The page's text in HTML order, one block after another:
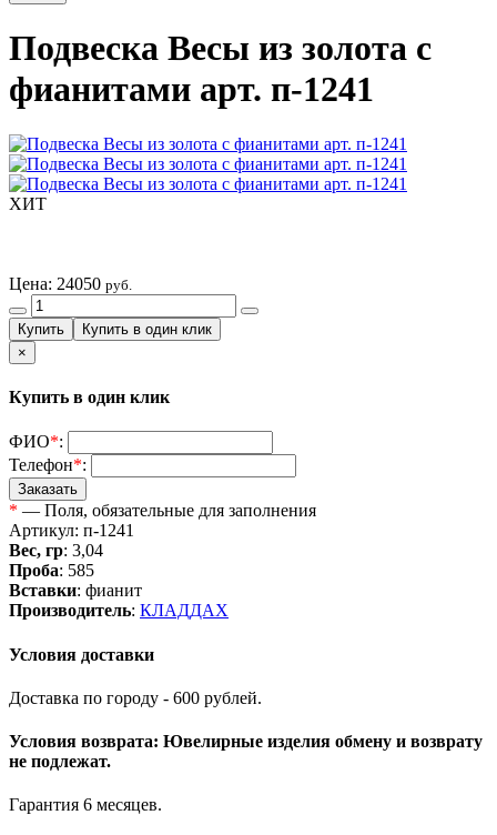
Подвеска Весы из золота с
фианитами арт. п-1241
ХИТ
Цена: 24050 руб.
×
Купить в один клик
ФИО*:
Телефон*:
* — Поля, обязательные для заполнения
Артикул: п-1241
Вес, гр: 3,04
Проба: 585
Вставки: фианит
Производитель: КЛАДДАХ
Условия доставки
Доставка по городу - 600 рублей.
Условия возврата: Ювелирные изделия обмену и возврату
не подлежат.
Гарантия 6 месяцев.